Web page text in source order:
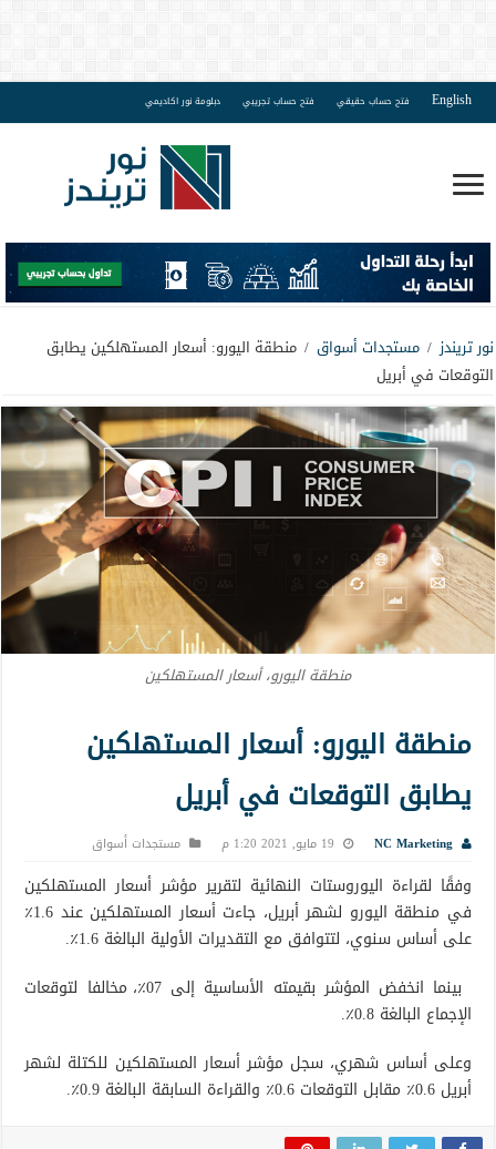
English فتح حساب حقيقي فتح حساب تجريبي دبلومة نور اكاديمي
نور تريندز / مستجدات أسواق / منطقة اليورو: أسعار المستهلكين يطابق
التوقعات في أبريل
منطقة اليورو، أسعار المستهلكين
منطقة اليورو: أسعار المستهلكين
يطابق التوقعات في أبريل
NC Marketing 19 مايو, 2021 1:20 م مستجدات أسواق
وفقًا لقراءة اليوروستات النهائية لتقرير مؤشر أسعار المستهلكين
في منطقة اليورو لشهر أبريل، جاءت أسعار المستهلكين عند 1.6٪
على أساس سنوي، لتتوافق مع التقديرات الأولية البالغة 1.6٪.
بينما انخفض المؤشر بقيمته الأساسية إلى 07٪، مخالفا لتوقعات
الإجماع البالغة 0.8٪.
وعلى أساس شهري، سجل مؤشر أسعار المستهلكين للكتلة لشهر
أبريل 0.6٪ مقابل التوقعات 0.6٪ والقراءة السابقة البالغة 0.9٪.